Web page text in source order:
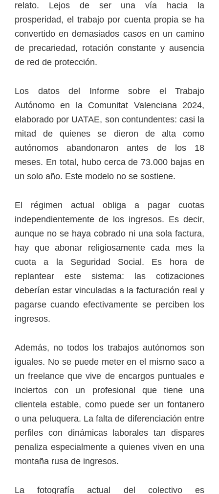
relato. Lejos de ser una vía hacia la
prosperidad, el trabajo por cuenta propia se ha
convertido en demasiados casos en un camino
de precariedad, rotación constante y ausencia
de red de protección.
Los datos del Informe sobre el Trabajo
Autónomo en la Comunitat Valenciana 2024,
elaborado por UATAE, son contundentes: casi la
mitad de quienes se dieron de alta como
autónomos abandonaron antes de los 18
meses. En total, hubo cerca de 73.000 bajas en
un solo año. Este modelo no se sostiene.
El régimen actual obliga a pagar cuotas
independientemente de los ingresos. Es decir,
aunque no se haya cobrado ni una sola factura,
hay que abonar religiosamente cada mes la
cuota a la Seguridad Social. Es hora de
replantear este sistema: las cotizaciones
deberían estar vinculadas a la facturación real y
pagarse cuando efectivamente se perciben los
ingresos.
Además, no todos los trabajos autónomos son
iguales. No se puede meter en el mismo saco a
un freelance que vive de encargos puntuales e
inciertos con un profesional que tiene una
clientela estable, como puede ser un fontanero
o una peluquera. La falta de diferenciación entre
perfiles con dinámicas laborales tan dispares
penaliza especialmente a quienes viven en una
montaña rusa de ingresos.
La fotografía actual del colectivo es